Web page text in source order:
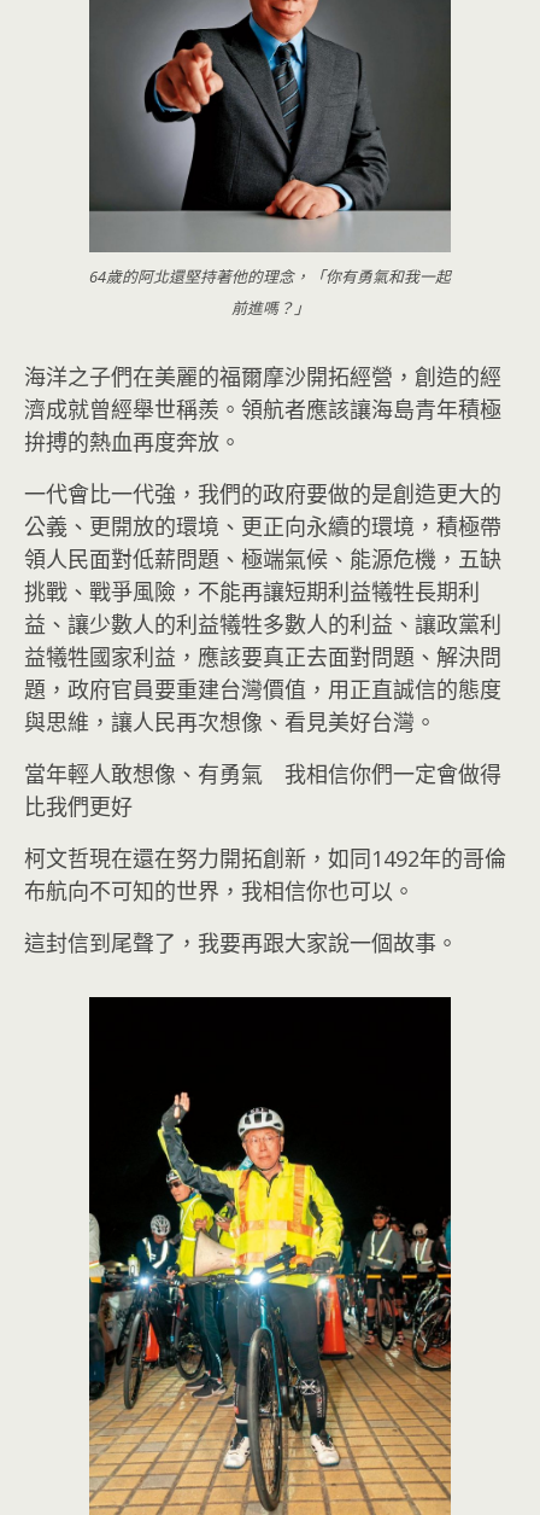
64歲的阿北還堅持著他的理念，「你有勇氣和我一起
前進嗎？」
海洋之子們在美麗的福爾摩沙開拓經營，創造的經
濟成就曾經舉世稱羨。領航者應該讓海島青年積極
拚搏的熱血再度奔放。
一代會比一代強，我們的政府要做的是創造更大的
公義、更開放的環境、更正向永續的環境，積極帶
領人民面對低薪問題、極端氣候、能源危機，五缺
挑戰、戰爭風險，不能再讓短期利益犧牲長期利
益、讓少數人的利益犧牲多數人的利益、讓政黨利
益犧牲國家利益，應該要真正去面對問題、解決問
題，政府官員要重建台灣價值，用正直誠信的態度
與思維，讓人民再次想像、看見美好台灣。
當年輕人敢想像、有勇氣 我相信你們一定會做得
比我們更好
柯文哲現在還在努力開拓創新，如同1492年的哥倫
布航向不可知的世界，我相信你也可以。
這封信到尾聲了，我要再跟大家說一個故事。